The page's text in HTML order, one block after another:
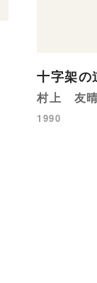
十字架
村上 友
1990